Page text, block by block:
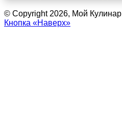
© Copyright 2026, Мой Кулинар
Кнопка «Наверх»